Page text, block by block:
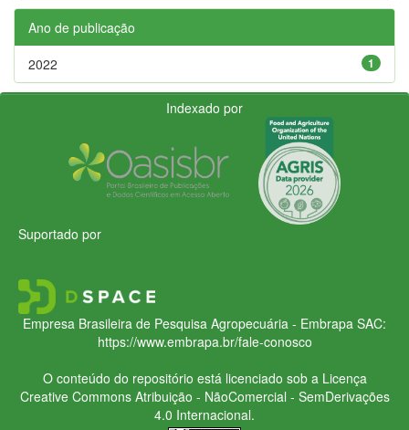
Ano de publicação
1
2022
Indexado por
Suportado por
Empresa Brasileira de Pesquisa Agropecuária - Embrapa SAC:
https://www.embrapa.br/fale-conosco
O conteúdo do repositório está licenciado sob a Licença
Creative CommonsAtribuição - NãoComercial - SemDerivações
4.0 Internacional.